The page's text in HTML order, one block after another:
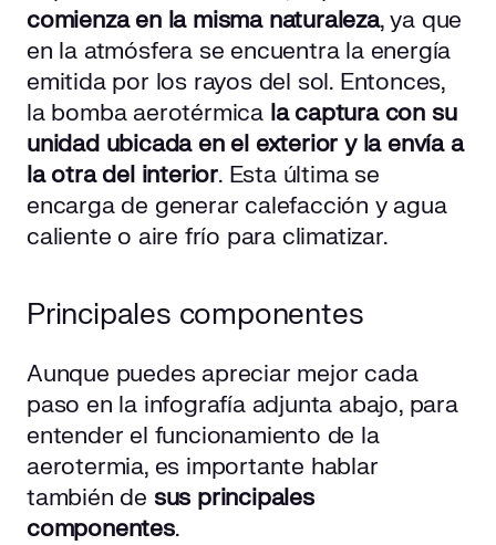
comienza en la misma naturaleza, ya que
en la atmósfera se encuentra la energía
emitida por los rayos del sol. Entonces,
la bomba aerotérmica la captura con su
unidad ubicada en el exterior y la envía a
la otra del interior. Esta última se
encarga de generar calefacción y agua
caliente o aire frío para climatizar.
Principales componentes
Aunque puedes apreciar mejor cada
paso en la infografía adjunta abajo, para
entender el funcionamiento de la
aerotermia, es importante hablar
también de sus principales
componentes.